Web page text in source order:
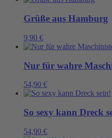
Grüße aus Hamburg
9,90 €
Nur für wahre
54,90 €
So sexy kann Dreck
54,90 €